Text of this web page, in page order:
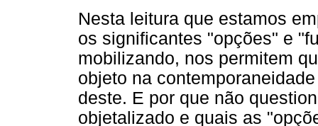
Nesta leitura que estamos
os significantes "opções" e
mobilizando, nos permitem
objeto na
deste. E por que não
objetalizado e quais as